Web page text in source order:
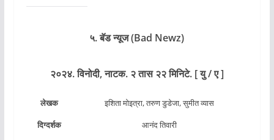
५. बॅड न्यूज (Bad Newz)
२०२४. विनोदी, नाटक. २ तास २२ मिनिटे. [ यु / ए ]
लेखक
इशिता मोइत्रा, तरुण डुडेजा, सुमीत व्यास
दिग्दर्शक
आनंद तिवारी